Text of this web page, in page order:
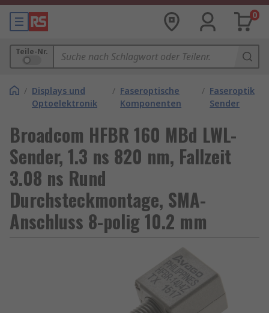
0
Teile-Nr.
/ Displays und
Optoelektronik
/ Faseroptische
Komponenten
/ Faseroptik
Sender
Broadcom HFBR 160 MBd LWL-
Sender, 1.3 ns 820 nm, Fallzeit
3.08 ns Rund
Durchsteckmontage, SMA-
Anschluss 8-polig 10.2 mm